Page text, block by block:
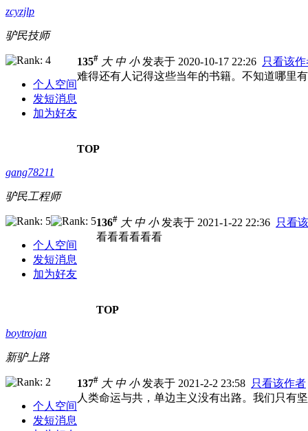
zcyzjlp
驴民技师
个人空间
发短消息
加为好友
135# 大 中 小发表于 2020-10-17 22:26 只看该
难得还有人记得这些当年的书籍。不知道哪里
TOP
gang78211
驴民工程师
个人空间
发短消息
加为好友
136# 大 中 小发表于 2021-1-22 22:36 只看
看看看看看看
TOP
boytrojan
新驴上路
个人空间
发短消息
137# 大 中 小发表于 2021-2-2 23:58 只看该作者
人类命运与共，单边主义没有出路。我们只有